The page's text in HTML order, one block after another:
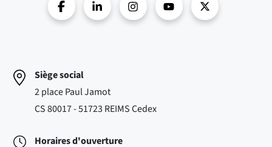
Siège social
2 place Paul Jamot
CS 80017 - 51723 REIMS Cedex
Horaires d'ouverture